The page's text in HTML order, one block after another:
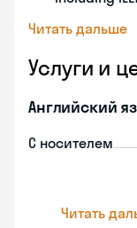
Читать дальше
Услуги и
Английский
С носителем
Читать